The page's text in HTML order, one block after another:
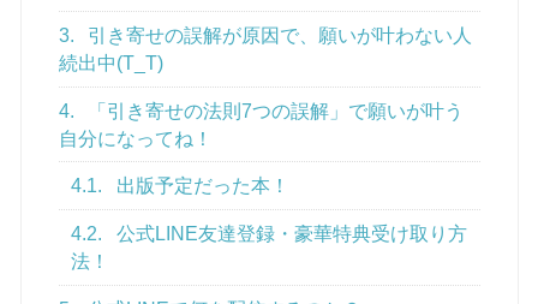
3.
引き寄せの誤解が原因で、願いが叶わない人
続出中(T_T)
4.
「引き寄せの法則7つの誤解」で願いが叶う
自分になってね！
4.1. 出版予定だった本！
4.2.
公式LINE友達登録・豪華特典受け取り方
法！